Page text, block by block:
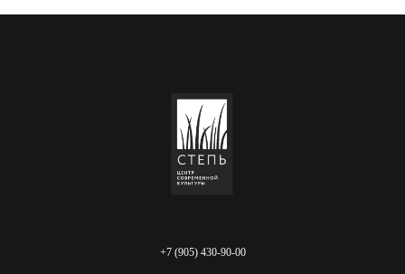
+7 (905) 430-90-00